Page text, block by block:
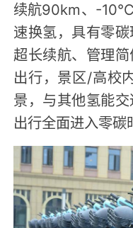
续航90km、-
速换氢，具有零碳
超长续航、管理
出行，景区/高校
景，与其他氢能
出行全面进入零碳